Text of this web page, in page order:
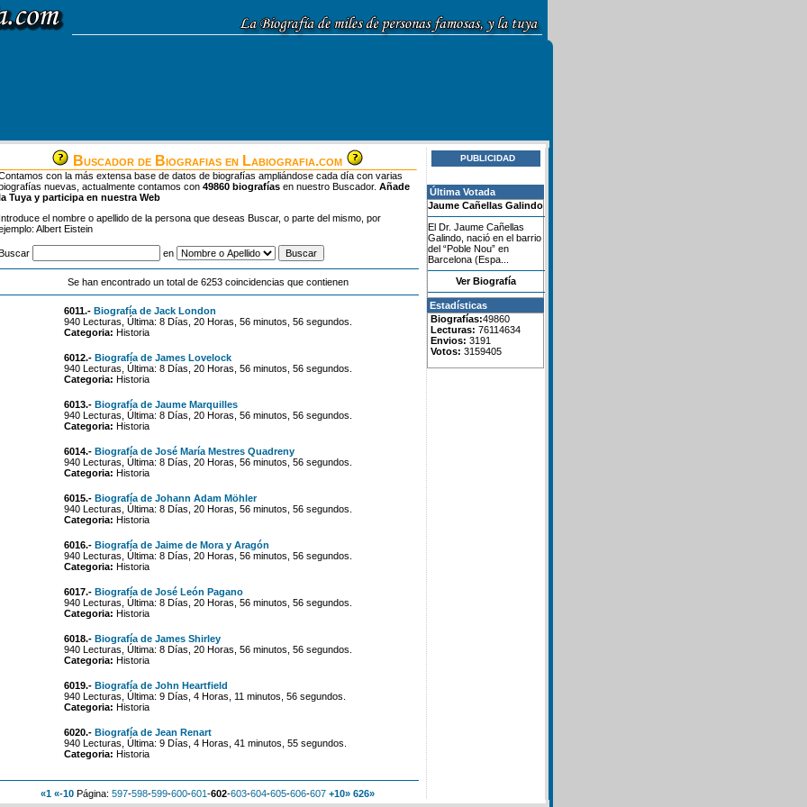
Buscador de Biografias en Labiografia.com
con la más extensa base de datos de biografías ampliándose cada día con varias
nuevas, actualmente contamos con 49860 biografías en nuestro Buscador. Añade
Tuya y participa en nuestra Web
Introduce el nombre o apellido de la persona que deseas Buscar, o parte del mismo, por
Albert Eistein
en
Se han encontrado un total de 6253 coincidencias que contienen
6011.- Biografía de Jack London
940 Lecturas, Última: 8 Días, 20 Horas, 56 minutos, 56 segundos.
Categoria: Historia
6012.- Biografía de James Lovelock
940 Lecturas, Última: 8 Días, 20 Horas, 56 minutos, 56 segundos.
Categoria: Historia
6013.- Biografía de Jaume Marquilles
940 Lecturas, Última: 8 Días, 20 Horas, 56 minutos, 56 segundos.
Categoria: Historia
6014.- Biografía de José María Mestres Quadreny
940 Lecturas, Última: 8 Días, 20 Horas, 56 minutos, 56 segundos.
Categoria: Historia
6015.- Biografía de Johann Adam Möhler
940 Lecturas, Última: 8 Días, 20 Horas, 56 minutos, 56 segundos.
Categoria: Historia
6016.- Biografía de Jaime de Mora y Aragón
940 Lecturas, Última: 8 Días, 20 Horas, 56 minutos, 56 segundos.
Categoria: Historia
6017.- Biografía de José León Pagano
940 Lecturas, Última: 8 Días, 20 Horas, 56 minutos, 56 segundos.
Categoria: Historia
6018.- Biografía de James Shirley
940 Lecturas, Última: 8 Días, 20 Horas, 56 minutos, 56 segundos.
Categoria: Historia
6019.- Biografía de John Heartfield
940 Lecturas, Última: 9 Días, 4 Horas, 11 minutos, 56 segundos.
Categoria: Historia
6020.- Biografía de Jean Renart
940 Lecturas, Última: 9 Días, 4 Horas, 41 minutos, 55 segundos.
Categoria: Historia
«1 «-10 Página: 597-598-599-600-601-602-603-604-605-606-607 +10» 626»
PUBLICIDAD
Última Votada
Jaume Cañellas Galindo
El Dr. Jaume Cañellas
Galindo, nació en el barrio
del “Poble Nou” en
Barcelona (Espa...
Ver Biografía
Estadísticas
Biografías:49860
Lecturas: 76114634
Envios: 3191
Votos: 3159405